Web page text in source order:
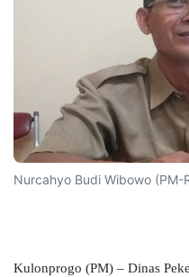
Nurcahyo Budi Wibowo (PM-
Kulonprogo (PM) – Dinas